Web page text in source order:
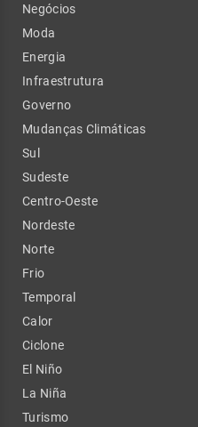
Negócios
Moda
Energia
Infraestrutura
Governo
Mudanças Climáticas
Sul
Sudeste
Centro-Oeste
Nordeste
Norte
Frio
Temporal
Calor
Ciclone
El Niño
La Niña
Turismo